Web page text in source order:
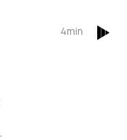
4min